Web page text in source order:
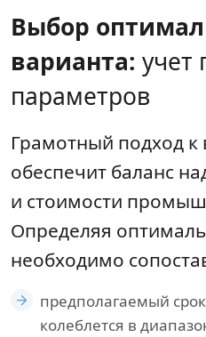
Выбор
варианта: учет
параметров
Грамотный подход
обеспечит баланс
и стоимости
Определяя
необходимо
предполагаемый
колеблется в